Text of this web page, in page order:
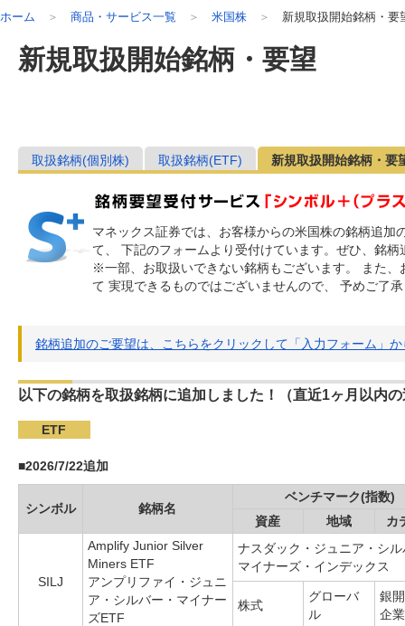
ホーム 商品・サービス一覧 米国株 新規取扱開始銘柄・要
新規取扱開始銘柄・要望
取扱銘柄(個別株) 取扱銘柄(ETF) 新規取扱開始銘柄・要
マネックス証券では、お客様からの米国株の銘柄追加
て、 下記のフォームより受付けています。ぜひ、銘
※一部、お取扱いできない銘柄もございます。 また
て 実現できるものではございませんので、 予めご了
銘柄追加のご要望は、こちらをクリックして「入力フォーム」
以下の銘柄を取扱銘柄に追加しました！（直近1ヶ月以内
ETF
■2026/7/22追加
シンボル 銘柄名
ベンチマーク(指数)
資産
地域 カ
SILJ
Amplify Junior Silver
Miners ETF
アンプリファイ・ジュニ
ア・シルバー・マイナー
ズETF
ナスダック・ジュニア・シ
マイナーズ・インデックス
株式
グローバ
ル
銀
企業